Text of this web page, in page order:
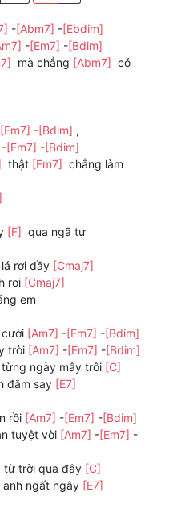
-[Abm7] -[Ebdim]
-[Em7] -[Bdim]
mà chẳng [Abm7] có
[Em7] -[Bdim] ,
-[Em7] -[Bdim]
thật [Em7] chẳng làm
[F] qua ngã tư
lá rơi đầy [Cmaj7]
rơi [Cmaj7]
em
[Am7] -[Em7] -[Bdim]
trời [Am7] -[Em7] -[Bdim]
từng ngày mây trôi [C]
đắm say [E7]
rồi [Am7] -[Em7] -[Bdim]
tuyệt vời [Am7] -[Em7] -
từ trời qua đây [C]
anh ngất ngây [E7]